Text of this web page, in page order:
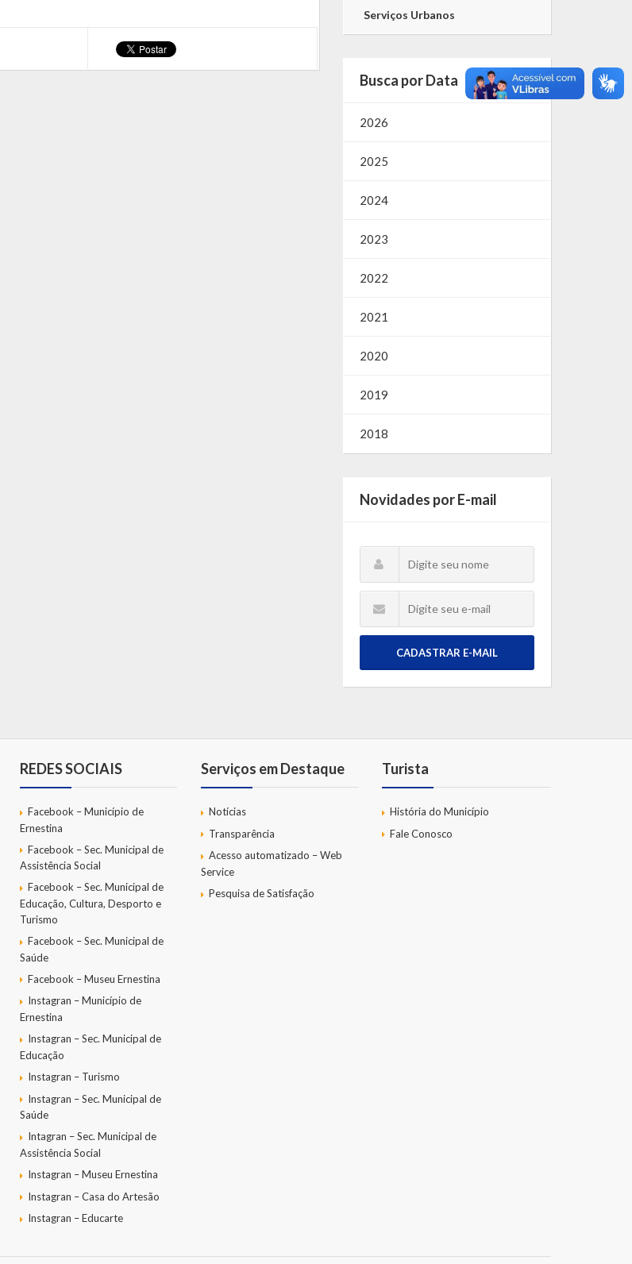
Serviços Urbanos
Busca por Data
2026
2025
2024
2023
2022
2021
2020
2019
2018
Novidades por E-mail
CADASTRAR E-MAIL
REDES SOCIAIS
Facebook – Município de
Ernestina
Facebook – Sec. Municipal de
Assistência Social
Facebook – Sec. Municipal de
Educação, Cultura, Desporto e
Turismo
Facebook – Sec. Municipal de
Saúde
Facebook – Museu Ernestina
Instagran – Município de
Ernestina
Instagran – Sec. Municipal de
Educação
Instagran – Turismo
Instagran – Sec. Municipal de
Saúde
Intagran – Sec. Municipal de
Assistência Social
Instagran – Museu Ernestina
Instagran – Casa do Artesão
Instagran – Educarte
Serviços em Destaque
Notícias
Transparência
Acesso automatizado – Web
Service
Pesquisa de Satisfação
Turista
História do Município
Fale Conosco